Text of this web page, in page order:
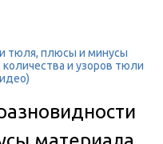
тюля, плюсы и минусы
и узоров тюли